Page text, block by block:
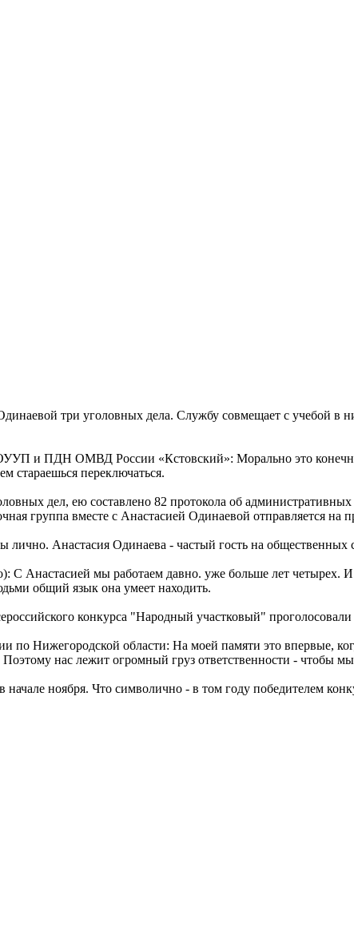
три уголовных дела. Службу совмещает с учебой
и ПДН ОМВД России «Кстовский»: Морально это конечно
стараешься переключаться.
дел, ею составлено 82 протокола об
группа вместе с Анастасией Одинаевой отправляется на
лично. Анастасия Одинаева - частый гость на
Анастасией мы работаем давно. уже больше лет четырех. И
общий язык она умеет находить.
конкурса "Народный участковый" проголосовали
области: На моей памяти это впервые,
нас лежит огромный груз ответственности - чтобы
начале ноября. Что символично - в том году победителем